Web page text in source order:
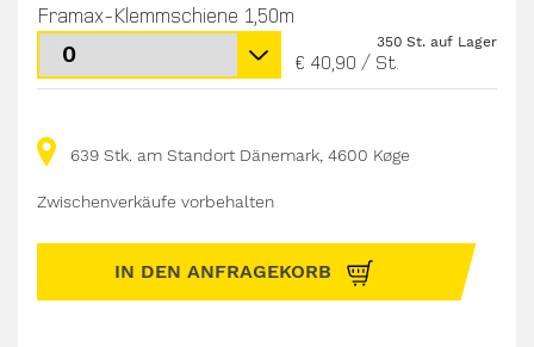
Framax-Klemmschiene 1,50m
350 St. auf Lager
€ 40,90 / St.
639 Stk. am Standort Dänemark, 4600 Køge
Zwischenverkäufe vorbehalten
IN DEN ANFRAGEKORB